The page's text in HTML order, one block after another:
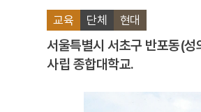
교육 단체 현대
서울특별시 서초구 반포동(
사립 종합대학교.